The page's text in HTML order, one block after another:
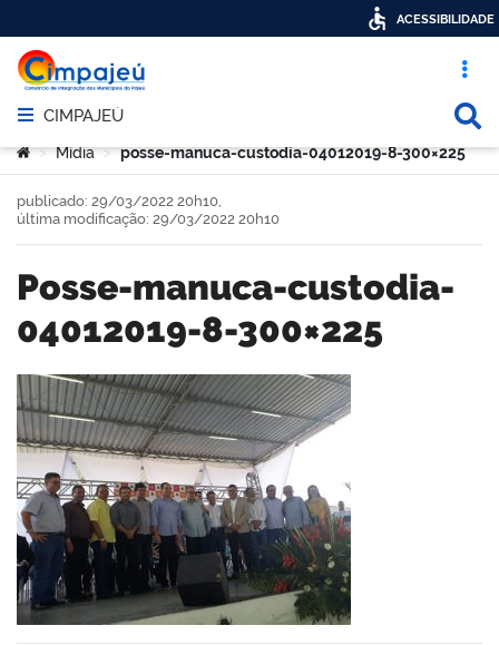
Acesso
Abrir menu principal de navegação
CIMPAJEÚ
Você está aqui:
> Mídia > posse-manuca-custodia-04012019-8-300×225
posse-manuca-custodia-
04012019-8-300×225
publicado: 29/03/2022 20h10,
última modificação: 29/03/2022 20h10
ACESSIBILIDADE